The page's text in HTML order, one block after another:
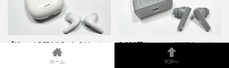
【Xiaomi REDMI Buds 8 Lite レ
ビュー】性能は向上したが7はど
5,000円ちょっとでほぼすべての
性能が合格ライン【水月雨
MOONDROP SPACE TRAVEL 2
ホーム TOPへ